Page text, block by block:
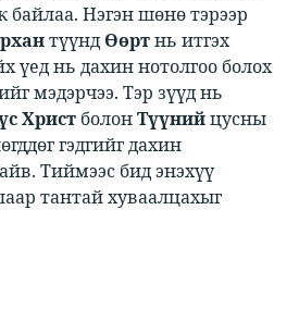
байлаа. Нэгэн шөнө тэрээр
​​ түүнд ​​ Өөрт​​ нь итгэх
үед нь дахин нотолгоо болох
мэдэрчээ. Тэр зүүд нь
Христ ​​ болон ​​Түүний​​ цусны
гэдгийг дахин
Тиймээс бид энэхүү
тантай хуваалцахыг